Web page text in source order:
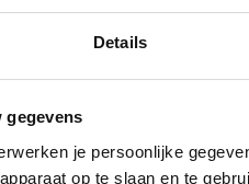
Details
gegevens
je persoonlijke
op te slaan en te